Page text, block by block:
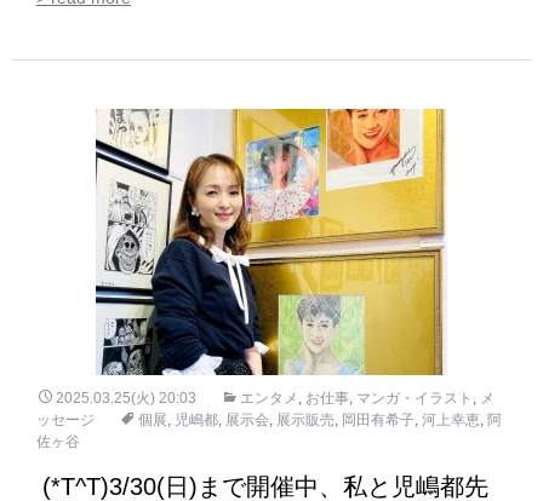
2025.03.25(火) 20:03 エンタメ , お仕事, マンガ・イラスト , メ
ッセージ
個展, 児嶋都, 展示会, 展示販売, 岡田有希子, 河上幸恵, 阿
佐ヶ谷
(*T^T)3/30(日)まで開催中、私と児嶋都先